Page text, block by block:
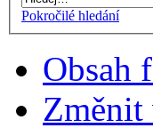
Pokročilé hledání
Obsah
Změnit